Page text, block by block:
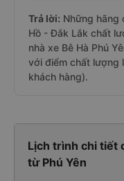
Trả lời: Những hãng
Hồ - Đắk Lắk chất
nhà xe Bê Hà Phú
với điểm chất lượng
khách hàng).
Lịch trình chi tiết
từ Phú Yên